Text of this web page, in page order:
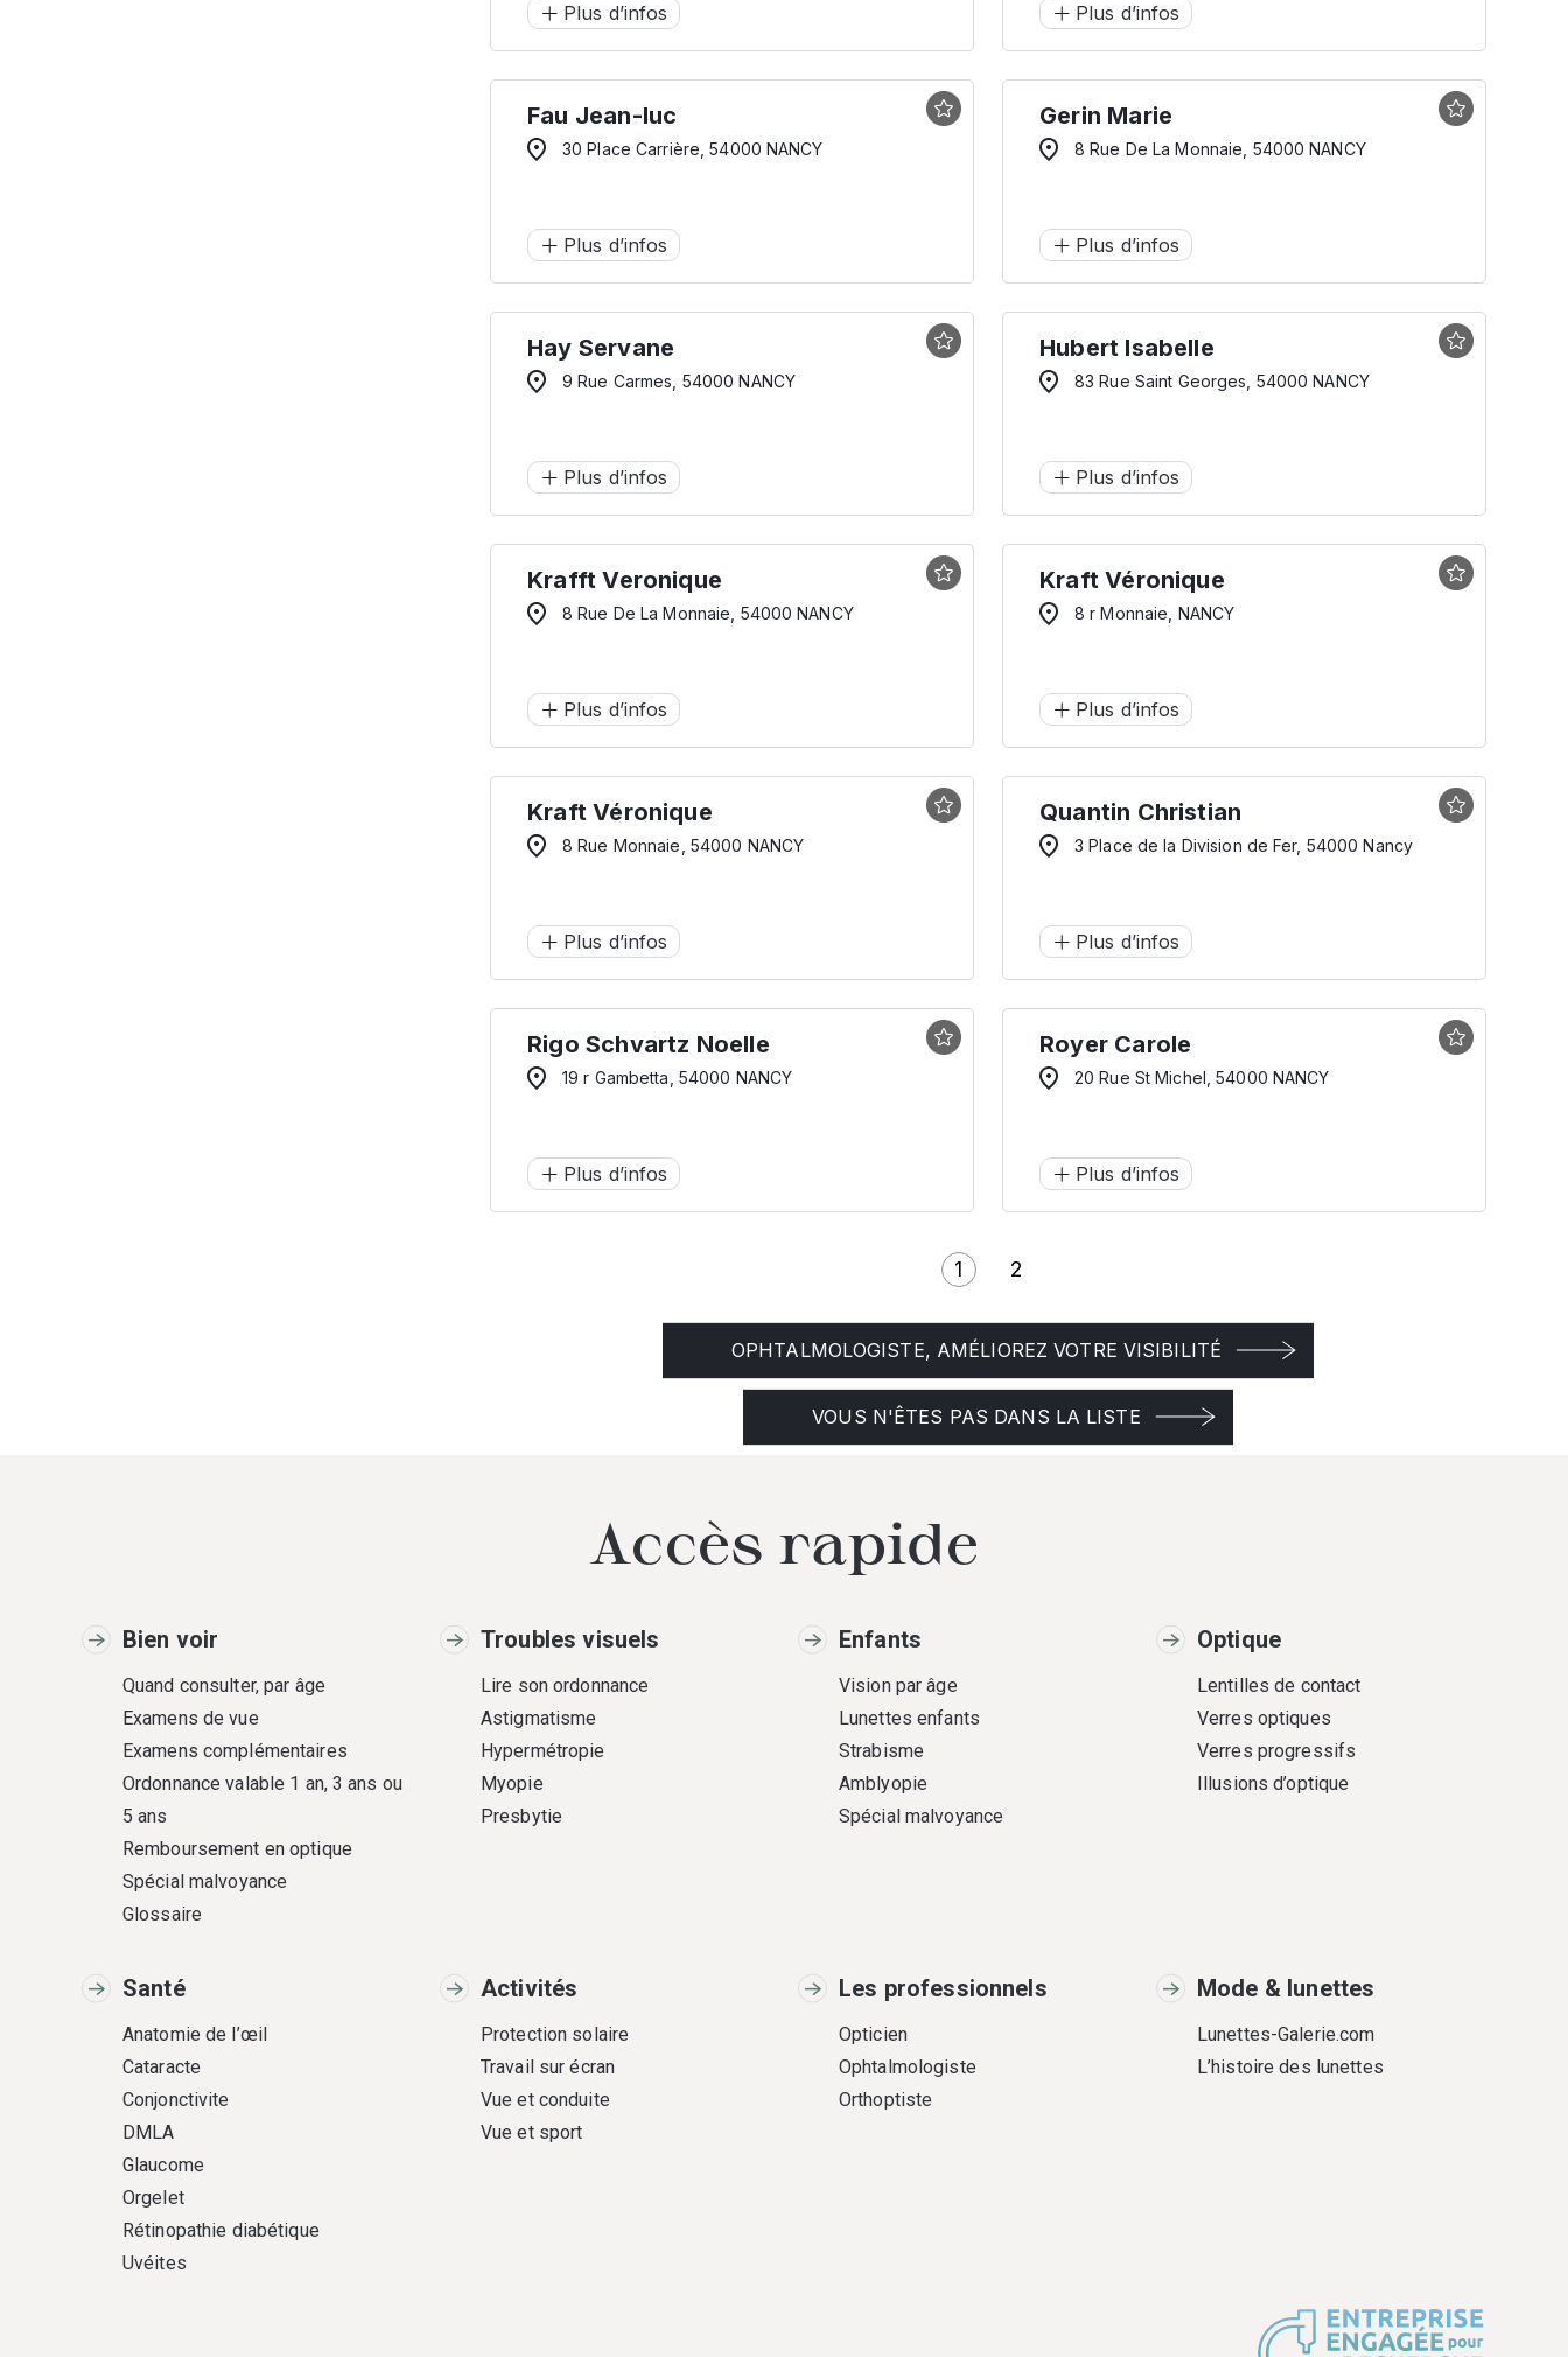
Plus d’infos Plus d’infos
Fau Jean-luc
30 Place Carrière, 54000 NANCY
Plus d’infos
Gerin Marie
8 Rue De La Monnaie, 54000 NANCY
Plus d’infos
Hay Servane
9 Rue Carmes, 54000 NANCY
Plus d’infos
Hubert Isabelle
83 Rue Saint Georges, 54000 NANCY
Plus d’infos
Krafft Veronique
8 Rue De La Monnaie, 54000 NANCY
Plus d’infos
Kraft Véronique
8 r Monnaie, NANCY
Plus d’infos
Kraft Véronique
8 Rue Monnaie, 54000 NANCY
Plus d’infos
Quantin Christian
3 Place de la Division de Fer, 54000 Nancy
Plus d’infos
Rigo Schvartz Noelle
19 r Gambetta, 54000 NANCY
Plus d’infos
Royer Carole
20 Rue St Michel, 54000 NANCY
Plus d’infos
Page courante
1
2
OPHTALMOLOGISTE, AMÉLIOREZ VOTRE VISIBILITÉ
VOUS N'ÊTES PAS DANS LA LISTE
Accès rapide
Bien voir
Quand consulter, par âge
Examens de vue
Examens complémentaires
Ordonnance valable 1 an, 3 ans ou
5 ans
Remboursement en optique
Spécial malvoyance
Glossaire
Troubles visuels
Lire son ordonnance
Astigmatisme
Hypermétropie
Myopie
Presbytie
Enfants
Vision par âge
Lunettes enfants
Strabisme
Amblyopie
Spécial malvoyance
Optique
Lentilles de contact
Verres optiques
Verres progressifs
Illusions d’optique
Santé
Anatomie de l’œil
Cataracte
Conjonctivite
DMLA
Glaucome
Orgelet
Rétinopathie diabétique
Uvéites
Activités
Protection solaire
Travail sur écran
Vue et conduite
Vue et sport
Les professionnels
Opticien
Ophtalmologiste
Orthoptiste
Mode & lunettes
Lunettes-Galerie.com
L’histoire des lunettes